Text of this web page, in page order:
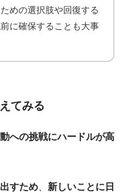
めの選択肢や回復する
に確保することも大事
てみる
への挑戦にハードルが高
すため、 新しいことに日